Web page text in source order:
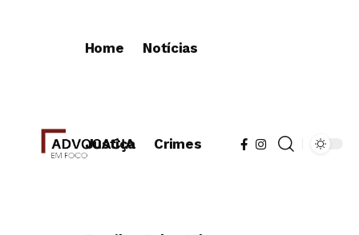
Home Notícias
Justiça Crimes